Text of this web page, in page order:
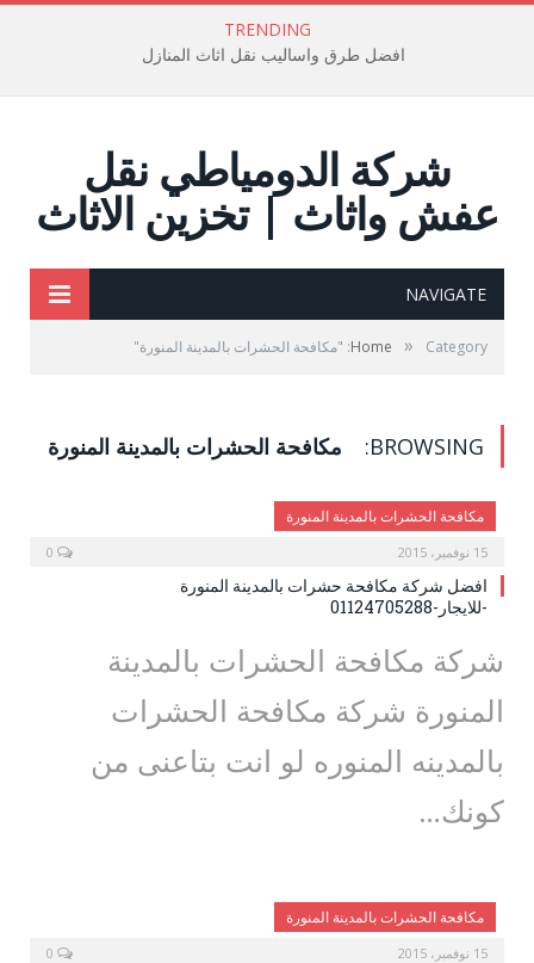
TRENDING
افضل طرق واساليب نقل اثاث المنازل
شركة الدومياطي نقل
عفش واثاث | تخزين الاثاث
NAVIGATE
Home » Category: "مكافحة الحشرات بالمدينة المنورة"
BROWSING: مكافحة الحشرات بالمدينة المنورة
مكافحة الحشرات بالمدينة المنورة
15 نوفمبر، 2015
افضل شركة مكافحة حشرات بالمدينة المنورة
-للايجار-01124705288
شركة مكافحة الحشرات بالمدينة
المنورة شركة مكافحة الحشرات
بالمدينه المنوره لو انت بتاعنى من
كونك…
مكافحة الحشرات بالمدينة المنورة
15 نوفمبر، 2015